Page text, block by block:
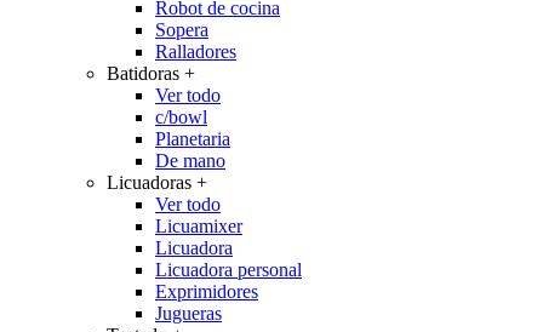
Robot de cocina
Sopera
Ralladores
Batidoras +
Ver todo
c/bowl
Planetaria
De mano
Licuadoras +
Ver todo
Licuamixer
Licuadora
Licuadora personal
Exprimidores
Jugueras